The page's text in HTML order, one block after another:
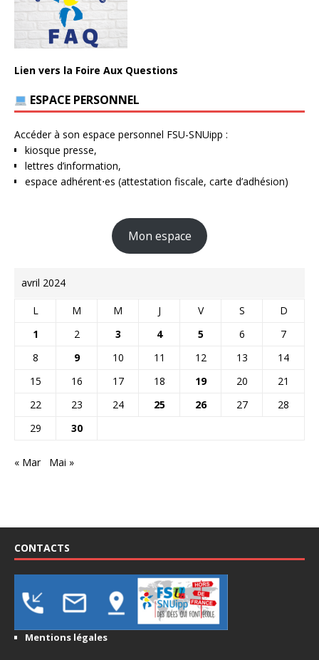
Lien vers la Foire Aux Questions
ESPACE PERSONNEL
Accéder à son espace personnel FSU-SNUipp :
kiosque presse,
lettres d’information,
espace adhérent⋅es (attestation fiscale, carte d’adhésion)
Mon espace
avril 2024
L M M J V S
D
1
2 3 4 5 6
7
8
9 10 11 12 13
14
15
16 17 18 19 20
21
22
23 24 25 26 27
28
29
30
« Mar Mai »
CONTACTS
Mentions légales